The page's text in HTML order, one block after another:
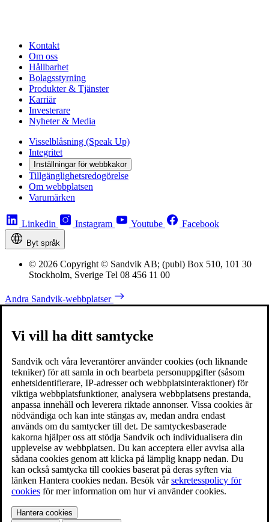
Kontakt
Om oss
Hållbarhet
Bolagsstyrning
Produkter & Tjänster
Karriär
Investerare
Nyheter & Media
Visselblåsning (Speak Up)
Integritet
Inställningar för webbkakor
Tillgänglighetsredogörelse
Om webbplatsen
Varumärken
Linkedin Instagram Youtube Facebook
Byt språk
© 2026 Copyright © Sandvik AB; (publ) Box 510, 101 30
Stockholm, Sverige Tel 08 456 11 00
Andra Sandvik-webbplatser
Vi vill ha ditt samtycke
Sandvik och våra leverantörer använder cookies (och liknande
tekniker) för att samla in och bearbeta personuppgifter (såsom
enhetsidentifierare, IP-adresser och webbplatsinteraktioner) för
viktiga webbplatsfunktioner, analysera webbplatsens prestanda,
anpassa innehåll och leverera riktade annonser. Vissa cookies är
nödvändiga och kan inte stängas av, medan andra endast
används om du samtycker till det. De samtyckesbaserade
kakorna hjälper oss att stödja Sandvik och individualisera din
upplevelse av webbplatsen. Du kan acceptera eller avvisa alla
sådana cookies genom att klicka på lämplig knapp nedan. Du
kan också samtycka till cookies baserat på deras syften via
länken Hantera cookies nedan. Besök vårsekretesspolicy för
cookies för mer information om hur vi använder cookies.
Hantera cookies